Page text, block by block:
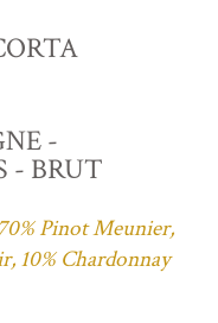
-
- BRUT
Pinot Meunier,
10% Chardonnay